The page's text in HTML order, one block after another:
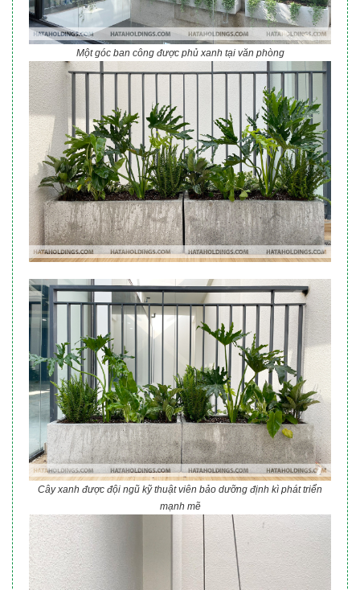
Một góc ban công được phủ xanh tại văn phòng
Cây xanh được đội ngũ kỹ thuật viên bảo dưỡng định kì phát triển
mạnh mẽ